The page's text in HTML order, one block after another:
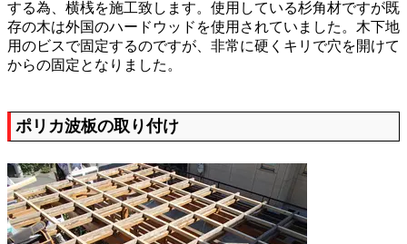
する為、横桟を施工致します。使用している杉角材ですが既
存の木は外国のハードウッドを使用されていました。木下地
用のビスで固定するのですが、非常に硬くキリで穴を開けて
からの固定となりました。
ポリカ波板の取り付け